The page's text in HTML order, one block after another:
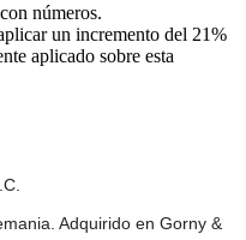
números.
un incremento del 21%
aplicado sobre esta
Adquirido en Gorny &